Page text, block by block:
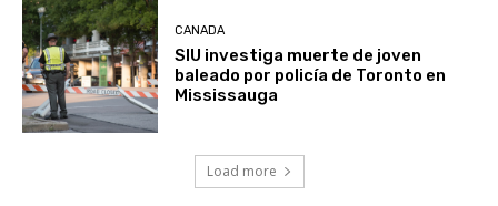
CANADA
SIU investiga muerte de joven
baleado por policía de Toronto en
Mississauga
Load more